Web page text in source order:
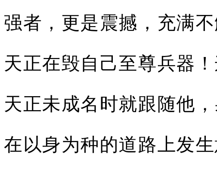
强者，更是震撼，充满
天正在毁自己至尊兵器
天正未成名时就跟随他
在以身为种的道路上发